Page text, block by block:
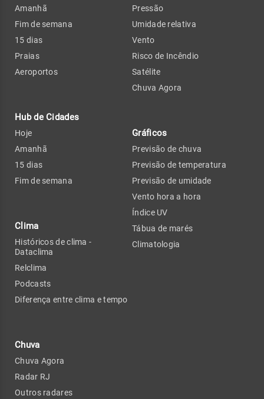
Amanhã
Fim de semana
15 dias
Praias
Aeroportos
Hub de Cidades
Hoje
Amanhã
15 dias
Fim de semana
Clima
Históricos de clima -
Dataclima
Relclima
Podcasts
Diferença entre clima e tempo
Chuva
Chuva Agora
Radar RJ
Outros radares
Pressão
Umidade relativa
Vento
Risco de Incêndio
Satélite
Chuva Agora
Gráficos
Previsão de chuva
Previsão de temperatura
Previsão de umidade
Vento hora a hora
Índice UV
Tábua de marés
Climatologia